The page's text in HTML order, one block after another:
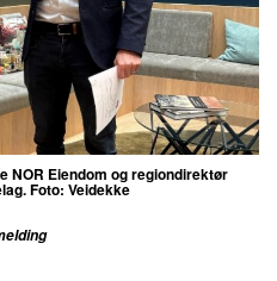
NOR Eiendom og regiondirektør
Foto: Veidekke